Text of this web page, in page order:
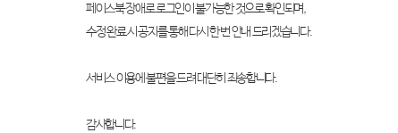
페이스북 장애로 로그인이 불가능한 것으로 확인되며,
수정 완료 시 공지를 통해 다시 한 번 안내 드리겠습니다.
서비스 이용에 불편을 드려 대단히 죄송합니다.
감사합니다.